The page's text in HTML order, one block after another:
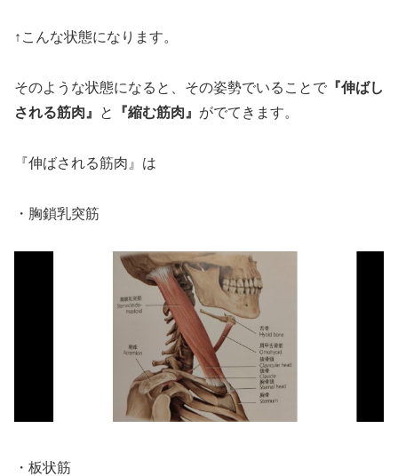
↑こんな状態になります。
そのような状態になると、その姿勢でいることで 『伸ばし
される筋肉』
と 『縮む筋肉』 がでてきます。
『伸ばされる筋肉』は
・胸鎖乳突筋
・板状筋